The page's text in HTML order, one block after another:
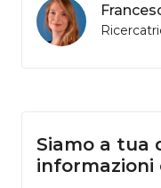
Siamo a tua
informazioni